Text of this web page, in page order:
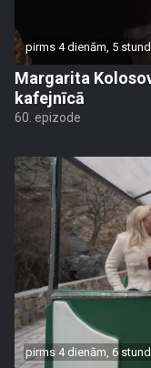
pirms 4 dienām, 5
Margarita
kafejnīcā
60. epizode
pirms 4 dienām, 6